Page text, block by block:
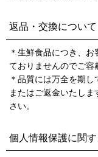
返品・交換について
＊生鮮食品につき、
ておりませんのでご容
＊品質には万全を期
またはご返金いたし
さい。
個人情報保護に関